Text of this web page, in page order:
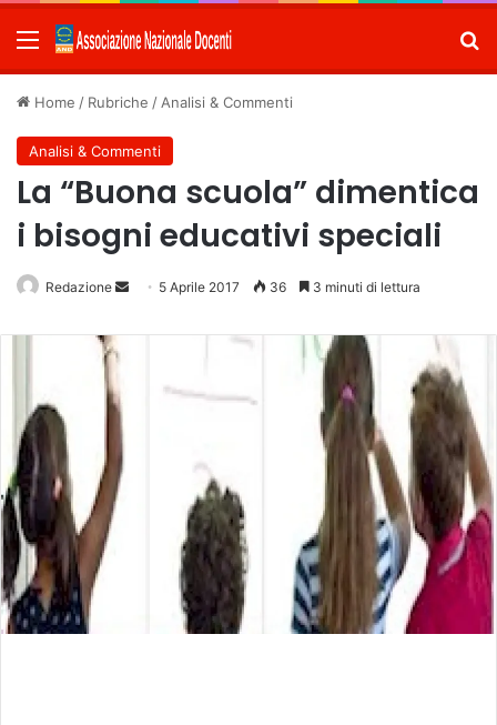
Menu
Home / Rubriche / Analisi & Commenti
Analisi & Commenti
La “Buona scuola” dimentica
i bisogni educativi speciali
Redazione
Invia 5 Aprile 2017 36 3 minuti di lettura